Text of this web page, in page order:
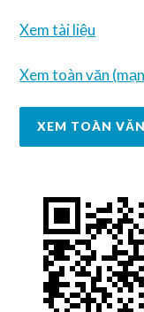
Xem tài liệu
Xem toàn văn
XEM TOÀN